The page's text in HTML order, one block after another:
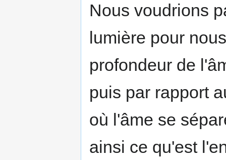
Nous voudrions
lumière pour
profondeur de
puis par rapport
où l'âme se
ainsi ce qu'est